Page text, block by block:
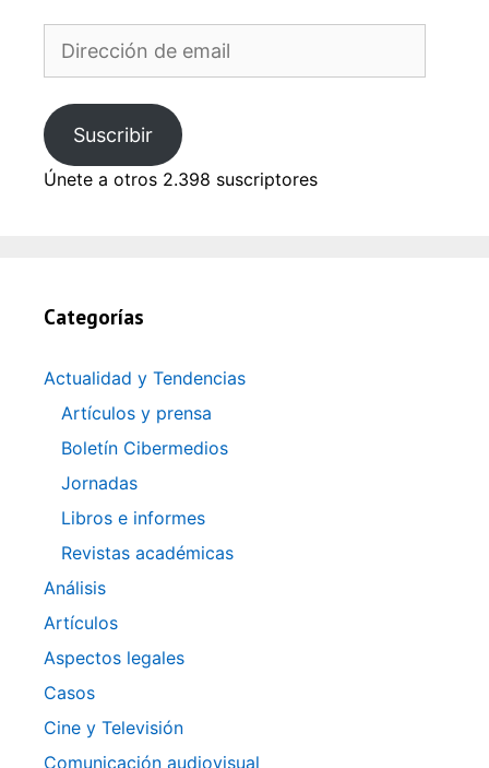
de
Suscribir
Únete a otros 2.398 suscriptores
Categorías
Actualidad y Tendencias
Artículos y prensa
Boletín Cibermedios
Jornadas
Libros e informes
Revistas académicas
Análisis
Artículos
Aspectos legales
Casos
Cine y Televisión
Comunicación audiovisual